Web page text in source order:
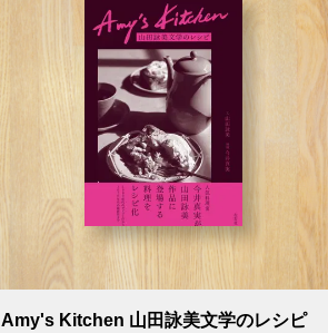
Amy's Kitchen 山田詠美文学のレシピ